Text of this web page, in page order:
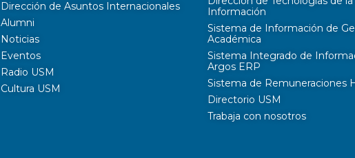
Dirección de Asuntos Internacionales
Alumni
Noticias
Eventos
Radio USM
Cultura USM
Información
Sistema de Información de
Académica
Sistema Integrado de
Argos ERP
Sistema de Remuneraciones
Directorio USM
Trabaja con nosotros